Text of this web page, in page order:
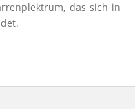
das sich in